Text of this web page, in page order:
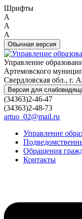
Шрифты
A
A
A
Обычная версия
Управление
Артемовского
Свердловская обл., г.
Версия для
(34363)2-46-47
(34363)2-48-73
artuo_02@mail.ru
Управление
Обращения
Контакты